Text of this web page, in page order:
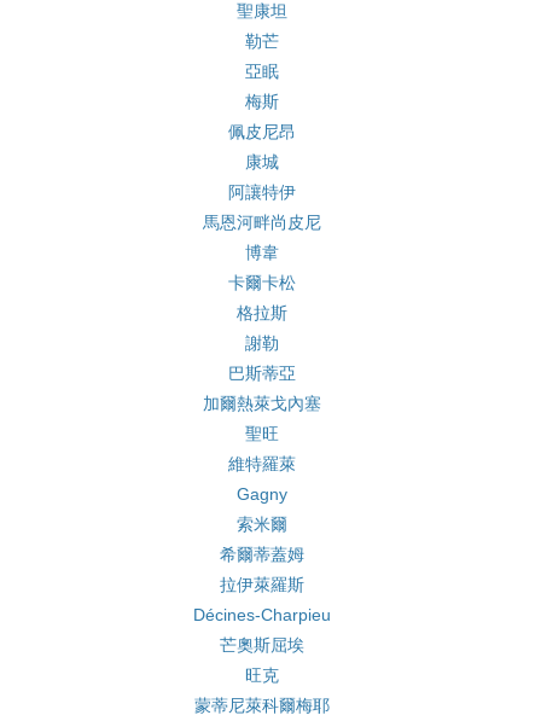
聖康坦
勒芒
亞眠
梅斯
佩皮尼昂
康城
阿讓特伊
馬恩河畔尚皮尼
博韋
卡爾卡松
格拉斯
謝勒
巴斯蒂亞
加爾熱萊戈內塞
聖旺
維特羅萊
Gagny
索米爾
希爾蒂蓋姆
拉伊萊羅斯
Décines-Charpieu
芒奧斯屈埃
旺克
蒙蒂尼萊科爾梅耶